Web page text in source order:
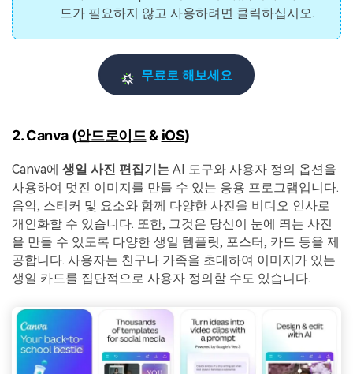
드가 필요하지 않고 사용하려면 클릭하십시오.
무료로 해보세요
2. Canva (안드로이드& iOS)
Canva에 생일 사진 편집기는 AI 도구와 사용자 정의 옵션을
사용하여 멋진 이미지를 만들 수 있는 응용 프로그램입니다.
음악, 스티커 및 요소와 함께 다양한 사진을 비디오 인사로
개인화할 수 있습니다. 또한, 그것은 당신이 눈에 띄는 사진
을 만들 수 있도록 다양한 생일 템플릿, 포스터, 카드 등을 제
공합니다. 사용자는 친구나 가족을 초대하여 이미지가 있는
생일 카드를 집단적으로 사용자 정의할 수도 있습니다.